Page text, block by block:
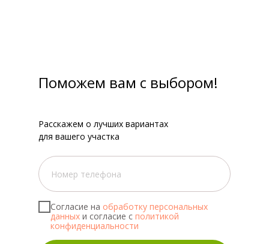
Согласие на обработку персональных
данных и согласие с политикой
конфиденциальности
Поможем вам с выбором!
Расскажем о лучших вариантах
для вашего участка